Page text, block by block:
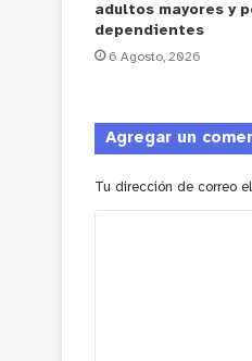
adultos mayores y
dependientes
6 Agosto, 2026
Agregar un
Tu dirección de correo